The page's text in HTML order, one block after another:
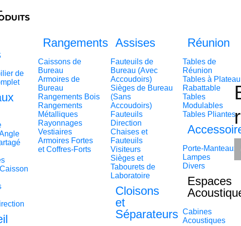
de
Rangements
Caissons de
Bureau
Armoires de
Bureau
Rangements Bois
Rangements
Métalliques
Rayonnages
Vestiaires
Armoires Fortes
et Coffres-Forts
Assises
Fauteuils de
Bureau (Avec
Accoudoirs)
Sièges de Bureau
(Sans
Accoudoirs)
Fauteuils
Direction
Chaises et
Fauteuils
Visiteurs
Sièges et
Tabourets de
Laboratoire
Cloisons
et
Séparateurs
Réunion
Tables de
Réunion
Tables à Plateau
Rabattable
Tables
Modulables
Tables Pliantes
Porte-Manteaux
Lampes
Divers
Espaces
Cabines
Acoustiques